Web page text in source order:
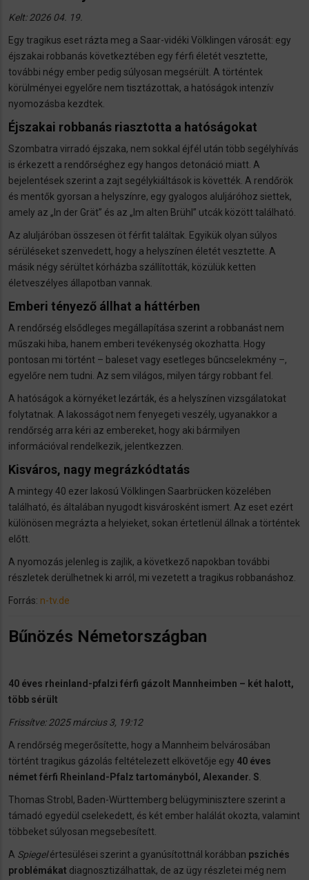
Kelt: 2026 04. 19.
Egy tragikus eset rázta meg a Saar-vidéki Völklingen városát: egy
éjszakai robbanás következtében egy férfi életét vesztette,
további négy ember pedig súlyosan megsérült. A történtek
körülményei egyelőre nem tisztázottak, a hatóságok intenzív
nyomozásba kezdtek.
Éjszakai robbanás riasztotta a hatóságokat
Szombatra virradó éjszaka, nem sokkal éjfél után több segélyhívás
is érkezett a rendőrséghez egy hangos detonáció miatt. A
bejelentések szerint a zajt segélykiáltások is követték. A rendőrök
és mentők gyorsan a helyszínre, egy gyalogos aluljáróhoz siettek,
amely az „In der Grät” és az „Im alten Brühl” utcák között található.
Az aluljáróban összesen öt férfit találtak. Egyikük olyan súlyos
sérüléseket szenvedett, hogy a helyszínen életét vesztette. A
másik négy sérültet kórházba szállították, közülük ketten
életveszélyes állapotban vannak.
Emberi tényező állhat a háttérben
A rendőrség elsődleges megállapítása szerint a robbanást nem
műszaki hiba, hanem emberi tevékenység okozhatta. Hogy
pontosan mi történt – baleset vagy esetleges bűncselekmény –,
egyelőre nem tudni. Az sem világos, milyen tárgy robbant fel.
A hatóságok a környéket lezárták, és a helyszínen vizsgálatokat
folytatnak. A lakosságot nem fenyegeti veszély, ugyanakkor a
rendőrség arra kéri az embereket, hogy aki bármilyen
információval rendelkezik, jelentkezzen.
Kisváros, nagy megrázkódtatás
A mintegy 40 ezer lakosú Völklingen Saarbrücken közelében
található, és általában nyugodt kisvárosként ismert. Az eset ezért
különösen megrázta a helyieket, sokan értetlenül állnak a történtek
előtt.
A nyomozás jelenleg is zajlik, a következő napokban további
részletek derülhetnek ki arról, mi vezetett a tragikus robbanáshoz.
Forrás: n-tv.de
Bűnözés Németországban
40 éves rheinland-pfalzi férfi gázolt Mannheimben – két halott,
több sérült
Frissítve: 2025 március 3, 19:12
A rendőrség megerősítette, hogy a Mannheim belvárosában
történt tragikus gázolás feltételezett elkövetője egy 40 éves
német férfi Rheinland-Pfalz tartományból, Alexander. S.
Thomas Strobl, Baden-Württemberg belügyminisztere szerint a
támadó egyedül cselekedett, és két ember halálát okozta, valamint
többeket súlyosan megsebesített.
A Spiegelértesülései szerint a gyanúsítottnál korábban pszichés
problémákat diagnosztizálhattak, de az ügy részletei még nem